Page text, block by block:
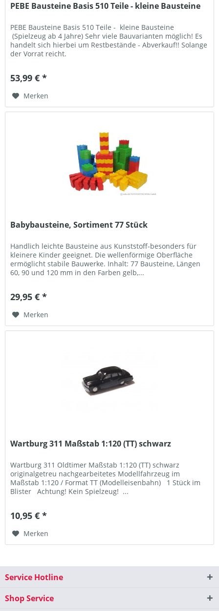
PEBE Bausteine Basis 510 Teile - kleine Bausteine
PEBE Bausteine Basis 510 Teile - kleine Bausteine
(Spielzeug ab 4 Jahre) Sehr viele Bauvarianten möglich! Es
handelt sich hierbei um Restbestände - Abverkauf!! Solange
der Vorrat reicht.
53,99 € *
Merken
Babybausteine, Sortiment 77 Stück
Handlich leichte Bausteine aus Kunststoff-besonders für
kleinere Kinder geeignet. Die wellenförmige Oberfläche
ermöglicht stabile Bauwerke. Inhalt: 77 Bausteine, Längen
60, 90 und 120 mm in den Farben gelb,...
29,95 € *
Merken
Wartburg 311 Maßstab 1:120 (TT) schwarz
Wartburg 311 Oldtimer Maßstab 1:120 (TT) schwarz
originalgetreu nachgearbeitetes Modellfahrzeug im
Maßstab 1:120 / Format TT (Modelleisenbahn) 1 Stück im
Blister Achtung! Kein Spielzeug! ...
10,95 € *
Merken
Service Hotline
Shop Service